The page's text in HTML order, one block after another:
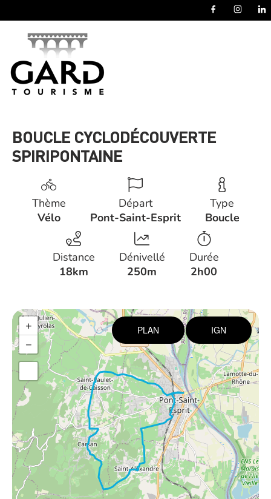
BOUCLE CYCLODÉCOUVERTE
SPIRIPONTAINE
Thème
Vélo
Départ
Pont-Saint-Esprit
Type
Boucle
Distance
18km
Dénivellé
250m
Durée
2h00
+
−
PLAN IGN